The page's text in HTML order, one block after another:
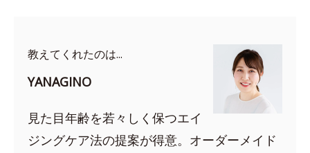
教えてくれたのは...
YANAGINO
見た目年齢を若々しく保つエイ
ジングケア法の提案が得意。オーダーメイド